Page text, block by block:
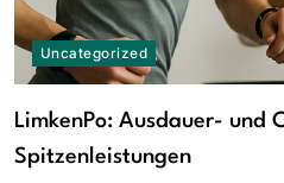
Uncategorized
LimkenPo: Ausdauer- und
Spitzenleistungen